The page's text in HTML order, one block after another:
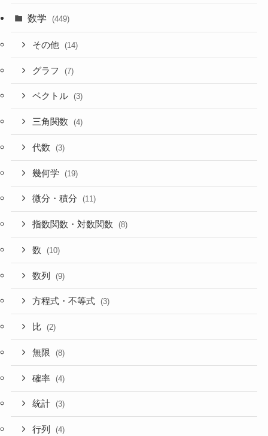
数学 (449)
その他 (14)
グラフ (7)
ベクトル (3)
三角関数 (4)
代数 (3)
幾何学 (19)
微分・積分 (11)
指数関数・対数関数 (8)
数 (10)
数列 (9)
方程式・不等式 (3)
比 (2)
無限 (8)
確率 (4)
統計 (3)
行列 (4)